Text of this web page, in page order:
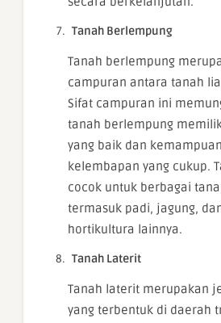
Tanah Berlempung
Tanah berlempung
campuran antara tanah
Sifat campuran ini
tanah berlempung
yang baik dan
kelembapan yang cukup.
cocok untuk berbagai
termasuk padi, jagung,
hortikultura lainnya.
Tanah Laterit
Tanah laterit merupakan
yang terbentuk di daerah